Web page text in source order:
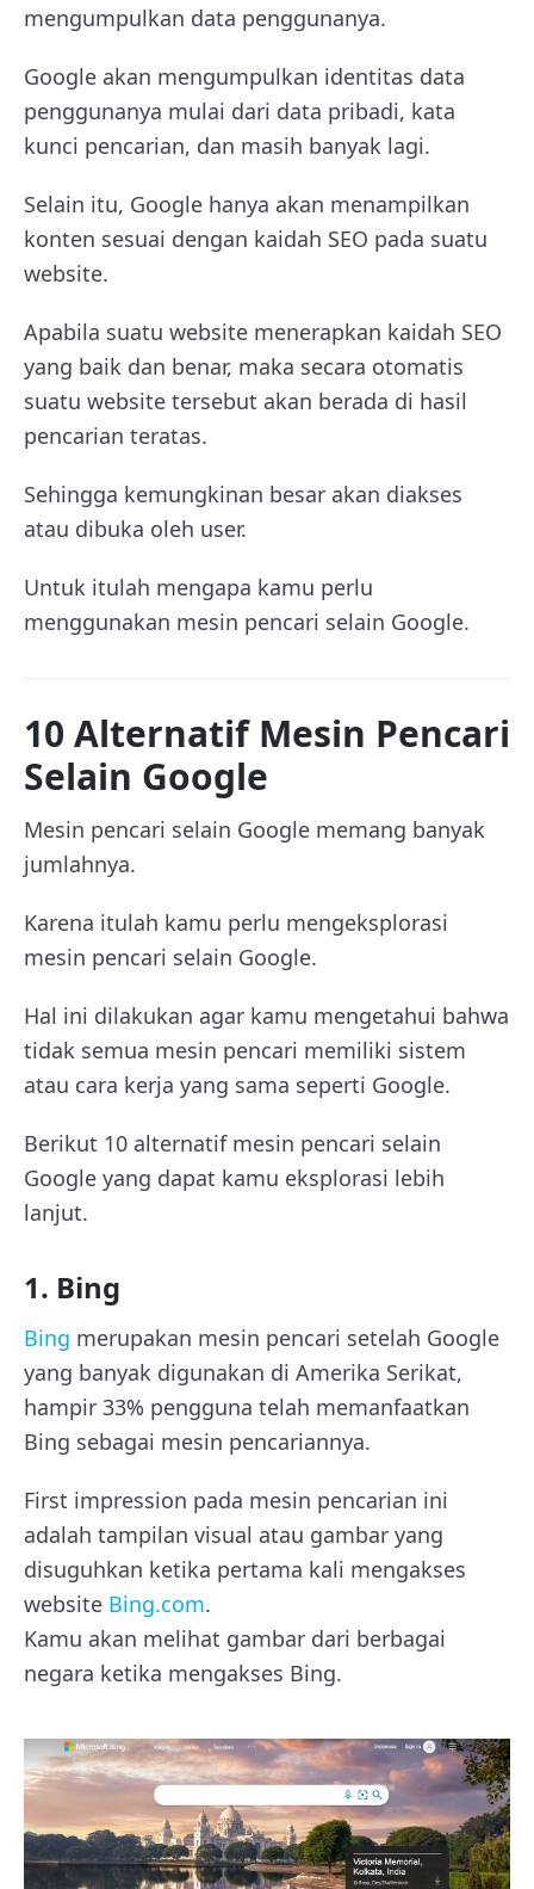
mengumpulkan data penggunanya.
Google akan mengumpulkan identitas data
penggunanya mulai dari data pribadi, kata
kunci pencarian, dan masih banyak lagi.
Selain itu, Google hanya akan menampilkan
konten sesuai dengan kaidah SEO pada suatu
website.
Apabila suatu website menerapkan kaidah SEO
yang baik dan benar, maka secara otomatis
suatu website tersebut akan berada di hasil
pencarian teratas.
Sehingga kemungkinan besar akan diakses
atau dibuka oleh user.
Untuk itulah mengapa kamu perlu
menggunakan mesin pencari selain Google.
10 Alternatif Mesin Pencari
Selain Google
Mesin pencari selain Google memang banyak
jumlahnya.
Karena itulah kamu perlu mengeksplorasi
mesin pencari selain Google.
Hal ini dilakukan agar kamu mengetahui bahwa
tidak semua mesin pencari memiliki sistem
atau cara kerja yang sama seperti Google.
Berikut 10 alternatif mesin pencari selain
Google yang dapat kamu eksplorasi lebih
lanjut.
1. Bing
Bing merupakan mesin pencari setelah Google
yang banyak digunakan di Amerika Serikat,
hampir 33% pengguna telah memanfaatkan
Bing sebagai mesin pencariannya.
First impression pada mesin pencarian ini
adalah tampilan visual atau gambar yang
disuguhkan ketika pertama kali mengakses
website Bing.com.
Kamu akan melihat gambar dari berbagai
negara ketika mengakses Bing.